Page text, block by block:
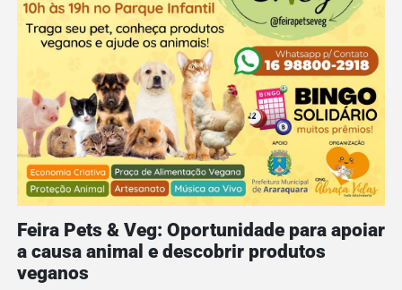
Feira Pets & Veg: Oportunidade para apoiar
a causa animal e descobrir produtos
veganos